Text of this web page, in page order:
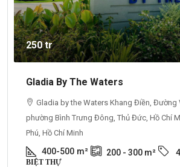
250 tr
Gladia By The Waters
Gladia by the Waters Khang Điền, Đường
phường Bình Trưng Đông, Thủ Đức, Hồ Chí
Phú, Hồ Chí Minh
400-500 m² 200 - 300 m²
BIỆT THỰ